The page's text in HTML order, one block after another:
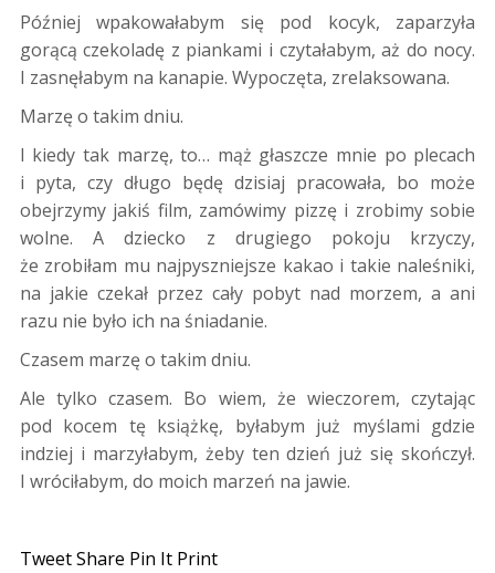
Później wpakowałabym się pod kocyk, zaparzyła
gorącą czekoladę z piankami i czytałabym, aż do nocy.
I zasnęłabym na kanapie. Wypoczęta, zrelaksowana.
Marzę o takim dniu.
I kiedy tak marzę, to… mąż głaszcze mnie po plecach
i pyta, czy długo będę dzisiaj pracowała, bo może
obejrzymy jakiś film, zamówimy pizzę i zrobimy sobie
wolne. A dziecko z drugiego pokoju krzyczy,
że zrobiłam mu najpyszniejsze kakao i takie naleśniki,
na jakie czekał przez cały pobyt nad morzem, a ani
razu nie było ich na śniadanie.
Czasem marzę o takim dniu.
Ale tylko czasem. Bo wiem, że wieczorem, czytając
pod kocem tę książkę, byłabym już myślami gdzie
indziej i marzyłabym, żeby ten dzień już się skończył.
I wróciłabym, do moich marzeń na jawie.
TweetShare Pin It Print